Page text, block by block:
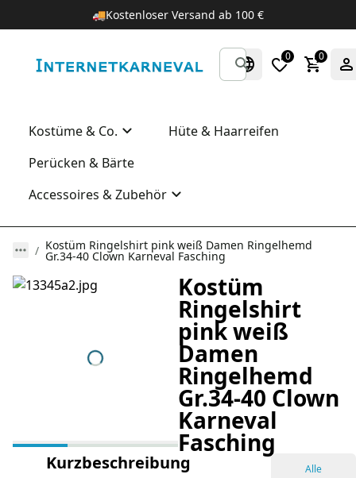
🚚Kostenloser Versand ab 100 €
0 0
Kostüme & Co.
Hüte & Haarreifen
Perücken & Bärte
Accessoires & Zubehör
Kostüm Ringelshirt pink weiß Damen Ringelhemd
Gr.34-40 Clown Karneval Fasching
Kurzbeschreibung
Kostüm
Ringelshirt
pink weiß
Damen
Ringelhemd
Gr.34-40 Clown
Karneval
Fasching
Alle